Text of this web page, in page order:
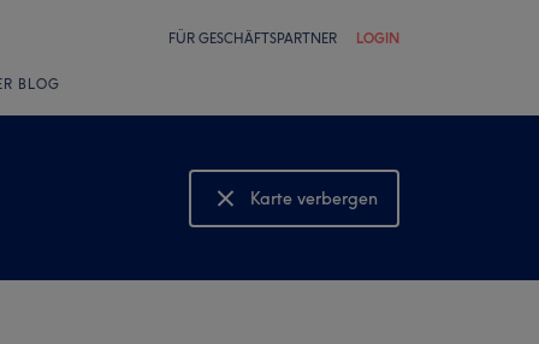
FÜR GESCHÄFTSPARTNER LOGIN
BLOG
Karte verbergen
Karte anzeigen